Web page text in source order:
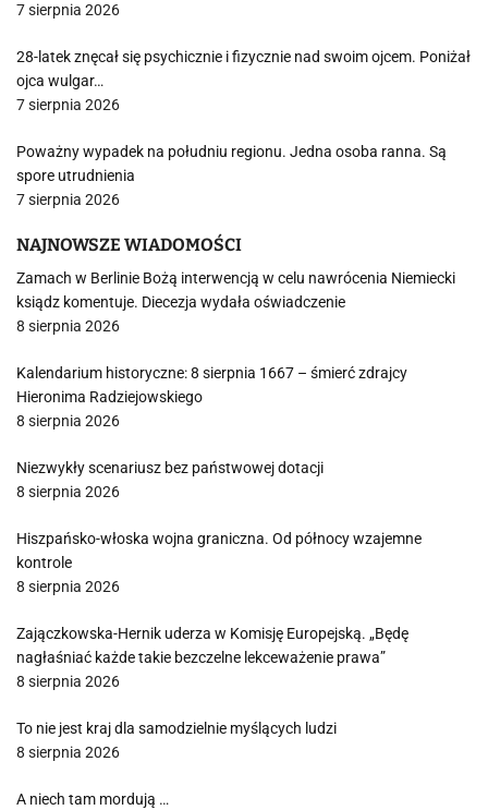
7 sierpnia 2026
28-latek znęcał się psychicznie i fizycznie nad swoim ojcem. Poniżał
ojca wulgar…
7 sierpnia 2026
Poważny wypadek na południu regionu. Jedna osoba ranna. Są
spore utrudnienia
7 sierpnia 2026
NAJNOWSZE WIADOMOŚCI
Zamach w Berlinie Bożą interwencją w celu nawrócenia Niemiecki
ksiądz komentuje. Diecezja wydała oświadczenie
8 sierpnia 2026
Kalendarium historyczne: 8 sierpnia 1667 – śmierć zdrajcy
Hieronima Radziejowskiego
8 sierpnia 2026
Niezwykły scenariusz bez państwowej dotacji
8 sierpnia 2026
Hiszpańsko-włoska wojna graniczna. Od północy wzajemne
kontrole
8 sierpnia 2026
Zajączkowska-Hernik uderza w Komisję Europejską. „Będę
nagłaśniać każde takie bezczelne lekceważenie prawa”
8 sierpnia 2026
To nie jest kraj dla samodzielnie myślących ludzi
8 sierpnia 2026
A niech tam mordują …